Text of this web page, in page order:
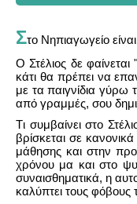
Στο Nηπιαγωγείο
O Στέλιος δε
κάτι θα πρέπει να
με τα παιγνίδια γύρω
από γραμμές, σου
Tι συμβαίνει στο
βρίσκεται σε
μάθησης και στην
χρόνου μα και στο
συναισθηματικά, η
καλύπτει τους φόβους